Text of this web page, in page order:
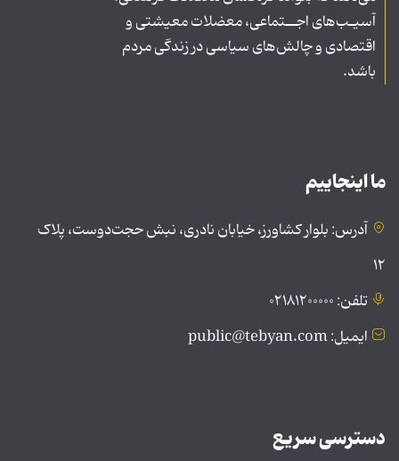
آسیـب‌های اجــتماعی، معضلات معیشتی و
اقتصادی و چالش‌های سیاسی در زندگی مردم
باشد.
ما اینجاییم
آدرس: بلوار کشاورز، خیابان نادری، نبش حجت‌دوست، پلاک
۱۲
تلفن: ۰۲۱۸۱۲۰۰۰۰۰
ایمیل: public@tebyan.com
دسترسی سریع